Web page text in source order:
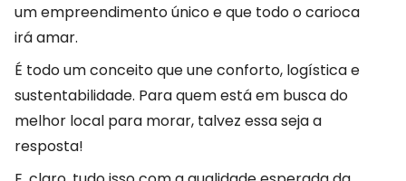
um empreendimento único e que todo o carioca
irá amar.
É todo um conceito que une conforto, logística e
sustentabilidade. Para quem está em busca do
melhor local para morar, talvez essa seja a
resposta!